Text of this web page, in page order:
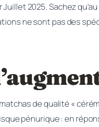
2025. Sachez
ne sont pas des
de qualité «
pénurique : en